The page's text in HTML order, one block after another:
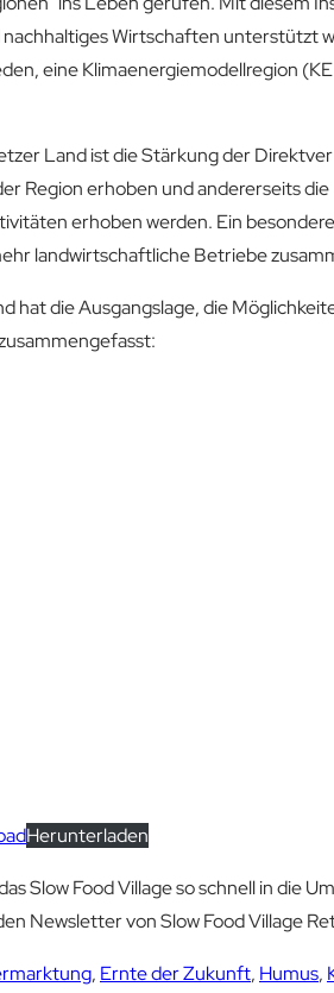
Wirtschaften unterstützt
eine Klimaenergiemodellregion
Land ist die Stärkung der
Region erhoben und andererseits
erhoben werden. Ein
landwirtschaftliche Betriebe
hat die Ausgangslage, die
Herunterladen
Slow Food Village so schnell in die
Newsletter von Slow Food Village
, Ernte der Zukunft, Humus,